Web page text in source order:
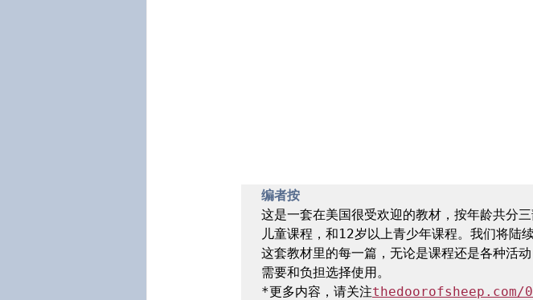
​编者按
这是一套在美国很受欢迎的教材，按年龄共分
儿童课程，和12岁以上青少年课程。我们将陆
这套教材里的每一篇，无论是课程还是各种活
需要和负担选择使用。
*更多内容，请关注thedoorofsheep.com/